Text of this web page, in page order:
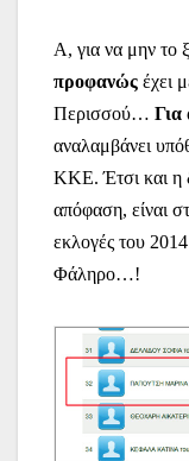
Α, για να μην το
προφανώς έχει
Περισσού… Για
αναλαμβάνει
ΚΚΕ. Έτσι και η
απόφαση, είναι
εκλογές του
Φάληρο…!